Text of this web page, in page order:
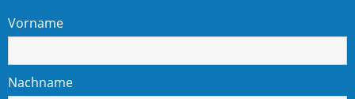
Vorname
Nachname